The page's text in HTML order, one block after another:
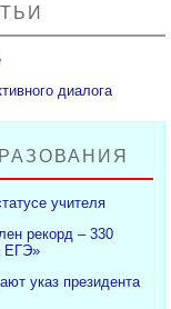
диалога
учителя
рекорд – 330
ЕГЭ»
указ президента